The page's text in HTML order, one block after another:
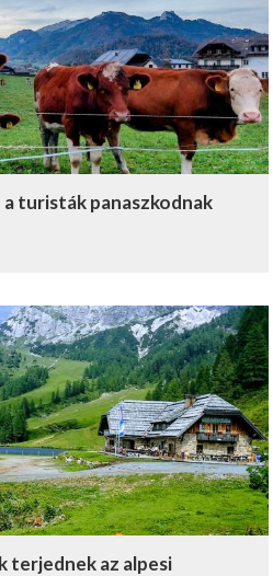
turisták panaszkodnak
terjednek az alpesi